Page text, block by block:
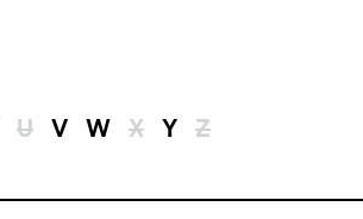
U V W X Y Z